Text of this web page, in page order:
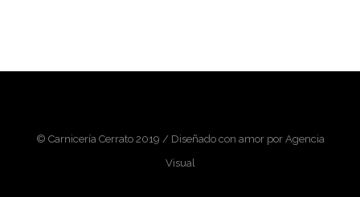
© Carnicería Cerrato 2019 / Diseñado con amor por Agencia
Visual